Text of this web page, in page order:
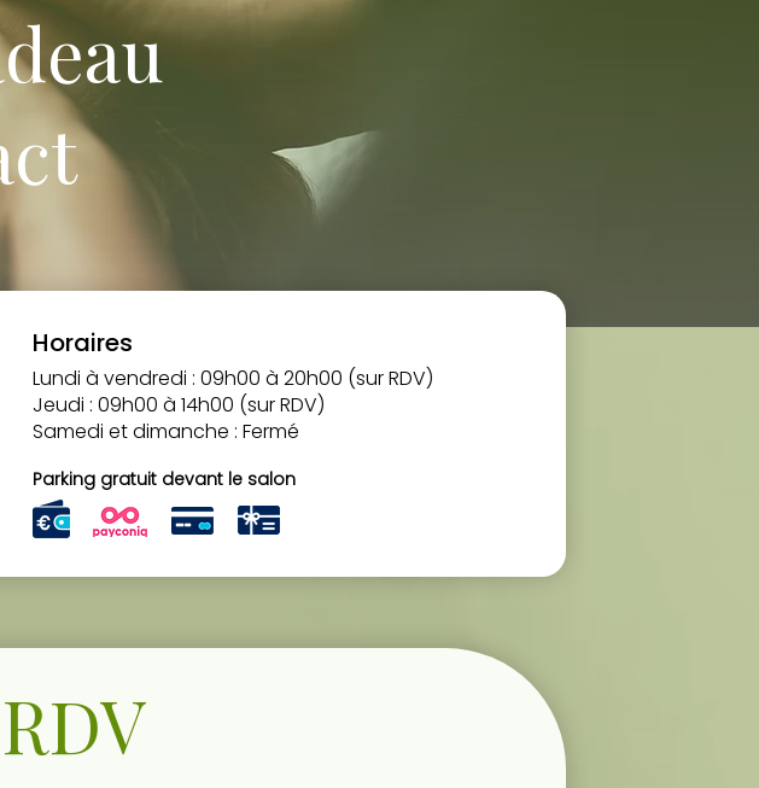
Horaires
Lundi à vendredi : 09h00 à 20h00 (sur RDV)
Jeudi : 09h00 à 14h00 (sur RDV)
Samedi et dimanche : Fermé
Parking gratuit devant le salon